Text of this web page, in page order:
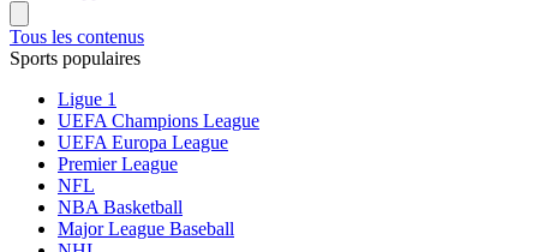
Tous les contenus
Sports populaires
Ligue 1
UEFA Champions League
UEFA Europa League
Premier League
NFL
NBA Basketball
Major League Baseball